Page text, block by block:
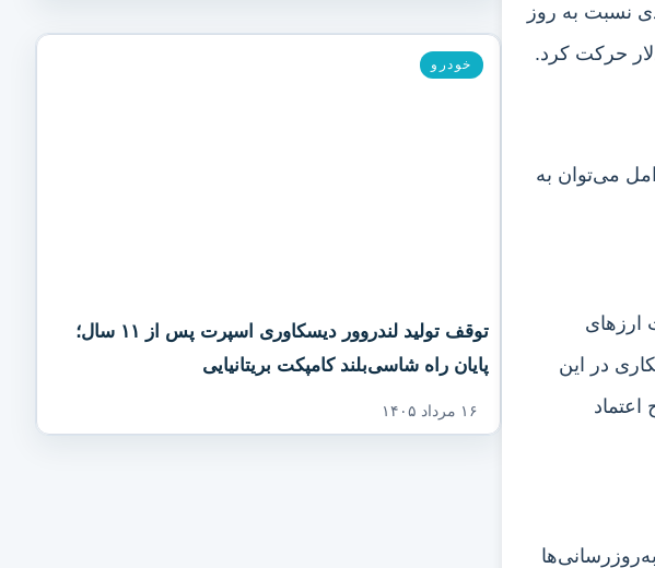
توقف تولید لندروور دیسکاوری اسپرت پس از ۱۱ سال؛
پایان راه شاسی‌بلند کامپکت بریتانیایی
۱۶ مرداد ۱۴۰۵
خودرو
خود را به ۲۵۰۰ دلار رساند و نشان‌دهنده رشد حدود ۲.۵ درصدی نسبت به روز
می‌توان به
ارزهای
در این
اعتماد